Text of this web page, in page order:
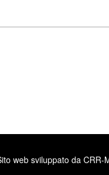
web sviluppato da CRR-